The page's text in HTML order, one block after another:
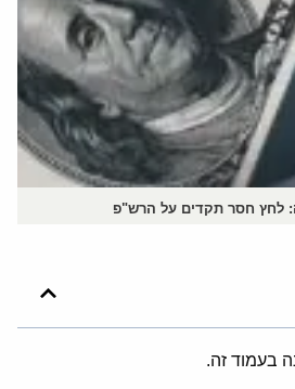
לחץ חסר תקדים על הרש"פ
בעמוד זה.